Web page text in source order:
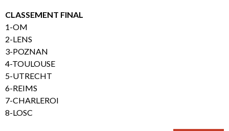
CLASSEMENT FINAL
1-OM
2-LENS
3-POZNAN
4-TOULOUSE
5-UTRECHT
6-REIMS
7-CHARLEROI
8-LOSC